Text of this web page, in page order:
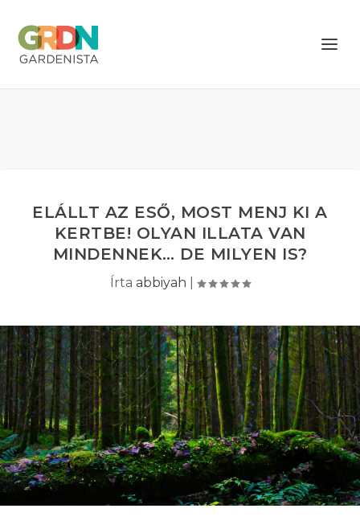
ELÁLLT AZ ESŐ, MOST MENJ KI A
KERTBE! OLYAN ILLATA VAN
MINDENNEK… DE MILYEN IS?
Írta abbiyah